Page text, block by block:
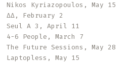
Nikos Kyriazopoulos, May 15
ΔΔ, February 2
Seul A 3, April 11
4-6 People, March 7
The Future Sessions, May 28
Laptopless, May 15